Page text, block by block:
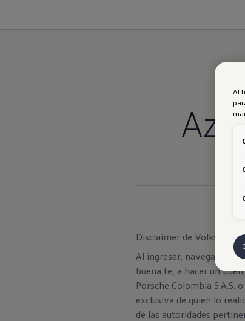
Disclaimer de Volkswagen
Al ingresar, navegar y
buena fe, a hacer un
Porsche Colombia
exclusiva de quien lo
de las autoridades
Al